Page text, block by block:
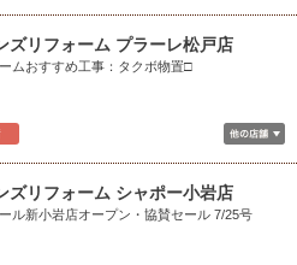
ズリフォーム プラーレ松戸店
ムおすすめ工事：タクボ物置□
ズリフォーム シャポー小岩店
ル新小岩店オープン・協賛セール 7/25号